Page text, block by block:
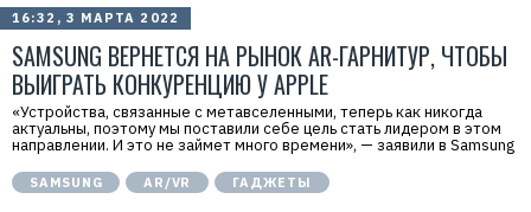
16:32, 3 МАРТА 2022
SAMSUNG ВЕРНЕТСЯ НА РЫНОК AR-ГАРНИТУР, ЧТОБЫ
ВЫИГРАТЬ КОНКУРЕНЦИЮ У APPLE
«Устройства, связанные с метавселенными, теперь как никогда
актуальны, поэтому мы поставили себе цель стать лидером в этом
направлении. И это не займет много времени», — заявили в Samsung
SAMSUNG AR/VR ГАДЖЕТЫ